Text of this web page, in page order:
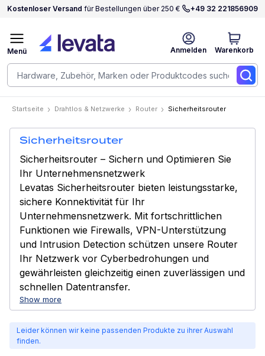
Kostenloser Versand für Bestellungen über 250 € +49 32 221856909
Anmelden Warenkorb
Menü
Startseite Drahtlos & Netzwerke Router Sicherheitsrouter
Sicherheitsrouter
Sicherheitsrouter – Sichern und Optimieren Sie
Ihr Unternehmensnetzwerk
Levatas Sicherheitsrouter bieten leistungsstarke,
sichere Konnektivität für Ihr
Unternehmensnetzwerk. Mit fortschrittlichen
Funktionen wie Firewalls, VPN-Unterstützung
und Intrusion Detection schützen unsere Router
Ihr Netzwerk vor Cyberbedrohungen und
gewährleisten gleichzeitig einen zuverlässigen und
schnellen Datentransfer.
Show more
Leider können wir keine passenden Produkte zu ihrer Auswahl
finden.